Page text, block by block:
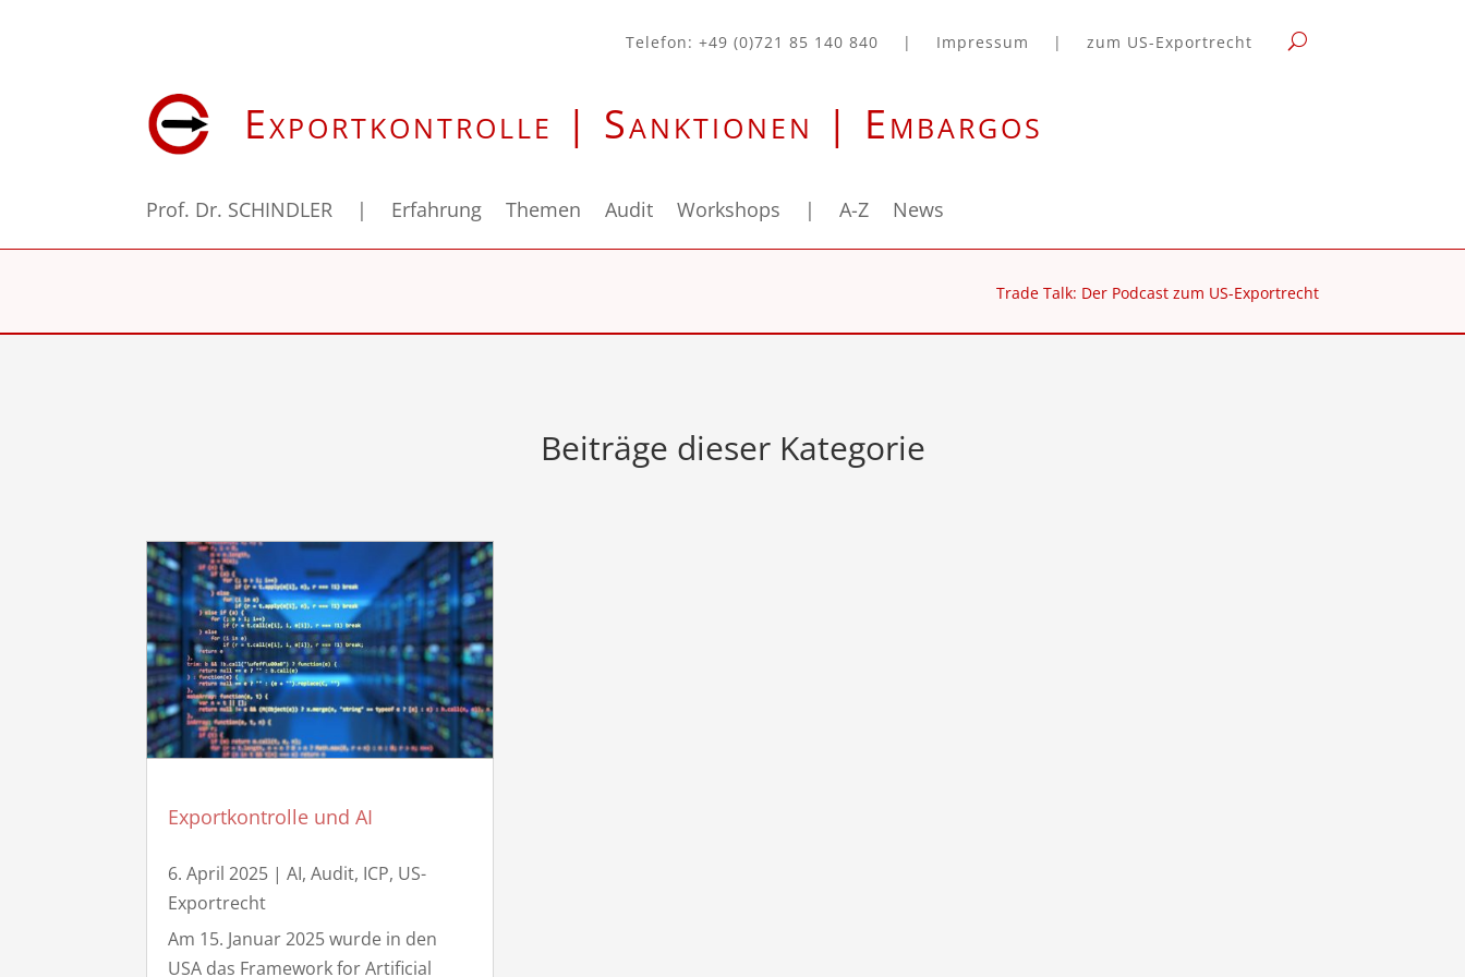
Telefon: +49 (0)721 85 140 840 | Impressum | zum US-Exportrecht
Exportkontrolle | Sanktionen | Embargos
Prof. Dr. SCHINDLER | Erfahrung Themen Audit Workshops | A-Z News
Trade Talk: Der Podcast zum US-Exportrecht
Beiträge dieser Kategorie
Exportkontrolle und AI
6. April 2025 |AI,Audit, ICP, US-
Exportrecht
Am 15. Januar 2025 wurde in den
USA das Framework for Artificial